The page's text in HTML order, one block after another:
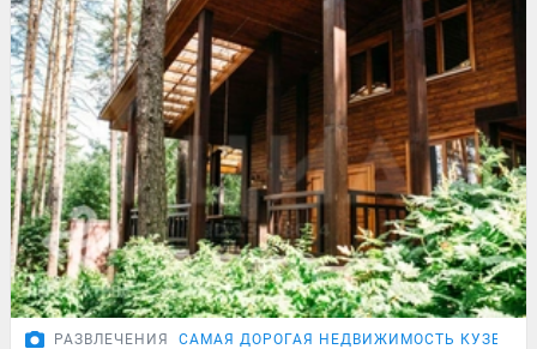
РАЗВЛЕЧЕНИЯ САМАЯ ДОРОГАЯ НЕДВИЖИМОСТЬ